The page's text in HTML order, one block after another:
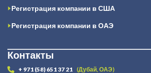
Регистрация компании в США
Регистрация компании в ОАЭ
Контакты
+ 971 (58) 651 37 21 (Дубай, ОАЭ)